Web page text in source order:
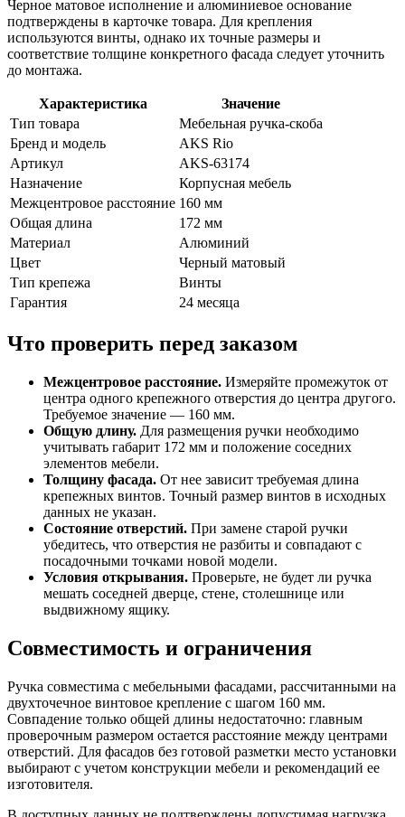
Черное матовое исполнение и алюминиевое основание
подтверждены в карточке товара. Для крепления
используются винты, однако их точные размеры и
соответствие толщине конкретного фасада следует уточнить
до монтажа.
Характеристика
Значение
Тип товара
Мебельная ручка-скоба
Бренд и модель
AKS Rio
Артикул
AKS-63174
Назначение
Корпусная мебель
Межцентровое расстояние 160 мм
Общая длина
172 мм
Материал
Алюминий
Цвет
Черный матовый
Тип крепежа
Винты
Гарантия
24 месяца
Что проверить перед заказом
Межцентровое расстояние. Измеряйте промежуток от
центра одного крепежного отверстия до центра другого.
Требуемое значение — 160 мм.
Общую длину. Для размещения ручки необходимо
учитывать габарит 172 мм и положение соседних
элементов мебели.
Толщину фасада. От нее зависит требуемая длина
крепежных винтов. Точный размер винтов в исходных
данных не указан.
Состояние отверстий. При замене старой ручки
убедитесь, что отверстия не разбиты и совпадают с
посадочными точками новой модели.
Условия открывания. Проверьте, не будет ли ручка
мешать соседней дверце, стене, столешнице или
выдвижному ящику.
Совместимость и ограничения
Ручка совместима с мебельными фасадами, рассчитанными на
двухточечное винтовое крепление с шагом 160 мм.
Совпадение только общей длины недостаточно: главным
проверочным размером остается расстояние между центрами
отверстий. Для фасадов без готовой разметки место установки
выбирают с учетом конструкции мебели и рекомендаций ее
изготовителя.